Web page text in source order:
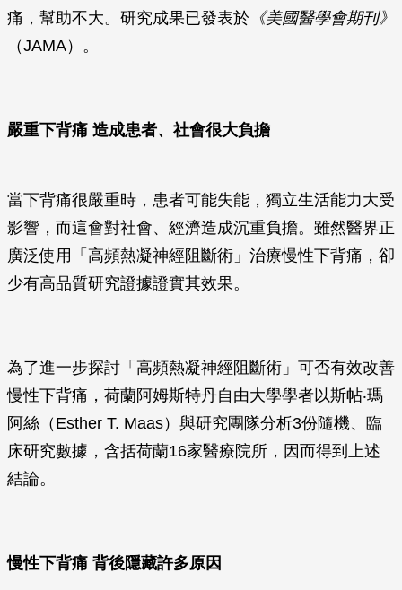
痛，幫助不大。研究成果已發表於 《美國醫學會期刊》
（JAMA）。
嚴重下背痛 造成患者、社會很大負擔
當下背痛很嚴重時，患者可能失能，獨立生活能力大受
影響，而這會對社會、經濟造成沉重負擔。雖然醫界正
廣泛使用「高頻熱凝神經阻斷術」治療慢性下背痛，卻
少有高品質研究證據證實其效果。
為了進一步探討「高頻熱凝神經阻斷術」可否有效改善
慢性下背痛，荷蘭阿姆斯特丹自由大學學者以斯帖‧瑪
阿絲（Esther T. Maas）與研究團隊分析3份隨機、臨
床研究數據，含括荷蘭16家醫療院所，因而得到上述
結論。
慢性下背痛 背後隱藏許多原因